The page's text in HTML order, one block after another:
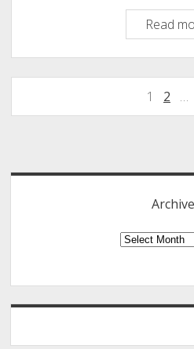
Read
navigation
1 2 …
Archives